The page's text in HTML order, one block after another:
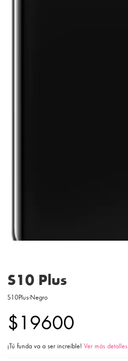
S10 Plus
S10Plus-Negro
$19600
¡Tú funda va a ser increíble! Ver más detalles